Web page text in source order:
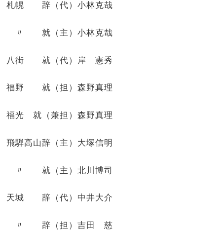
札幌 辞（代）小林克哉
〃 就（主）小林克哉
八街 就（代）岸 憲秀
福野 就（担）森野真理
福光 就（兼担）森野真理
飛騨高山辞（主）大塚信明
〃 就（主）北川博司
天城 辞（代）中井大介
〃 辞（担）吉田 慈